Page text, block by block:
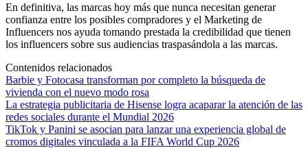
En definitiva, las marcas hoy más que nunca necesitan generar
confianza entre los posibles compradores y el Marketing de
Influencers nos ayuda tomando prestada la credibilidad que tienen
los influencers sobre sus audiencias traspasándola a las marcas.
Contenidos relacionados
Barbie y Fotocasa transforman por completo la búsqueda de
vivienda con el nuevo modo rosa
La estrategia publicitaria de Hisense logra acaparar la atención de las
redes sociales durante el Mundial 2026
TikTok y Panini se asocian para lanzar una experiencia global de
cromos digitales vinculada a la FIFA World Cup 2026